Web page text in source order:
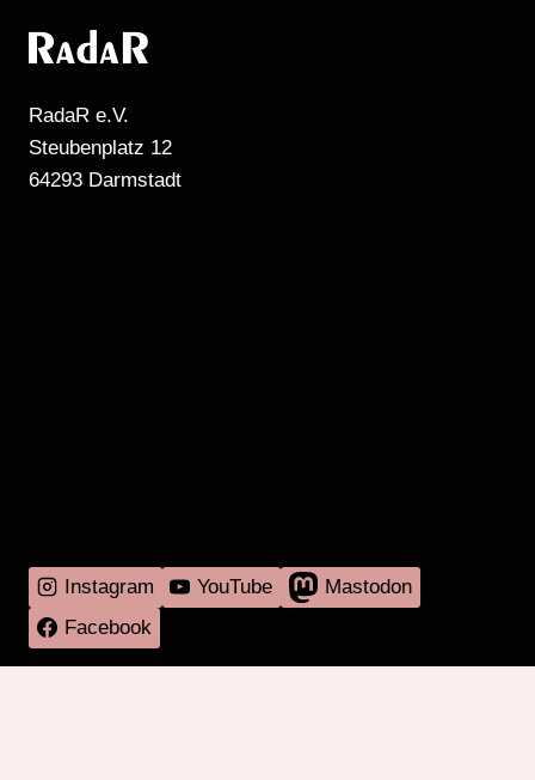
RadaR e.V.
Steubenplatz 12
64293 Darmstadt
Instagram YouTube
Mastodon
Facebook